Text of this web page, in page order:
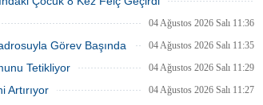
04 Ağustos 2026 Salı 11:39
04 Ağustos 2026 Salı 11:36
Görev Başında 04 Ağustos 2026 Salı 11:35
Tetikliyor 04 Ağustos 2026 Salı 11:29
Artırıyor 04 Ağustos 2026 Salı 11:27